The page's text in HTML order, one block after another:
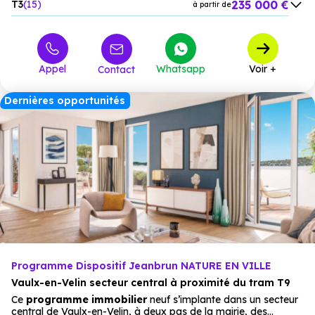
T3 15 à partir de235 000 €
Appel Contact Whatsapp Voir +
Dernières opportunités
Programme Dispositif Jeanbrun NATURE EN VILLE
Vaulx-en-Velin secteur central à proximité du tram T9
Ce programme immobilierneuf s’implante dans un secteur
central de Vaulx-en-Velin, à deux pas de la mairie, des